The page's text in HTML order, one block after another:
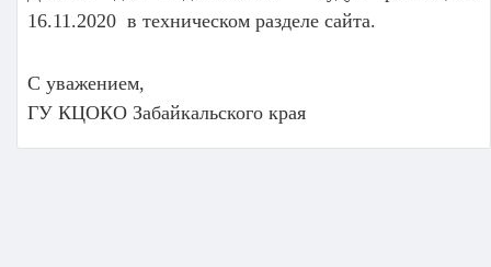
16.11.2020 в техническом разделе сайта.
С уважением,
ГУ КЦОКО Забайкальского края